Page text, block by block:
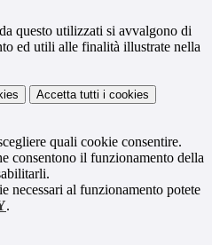
questo utilizzati si avvalgono di
ed utili alle finalità illustrate nella
Accetta tutti i cookies
quali cookie consentire.
consentono il funzionamento della
necessari al funzionamento potete
.